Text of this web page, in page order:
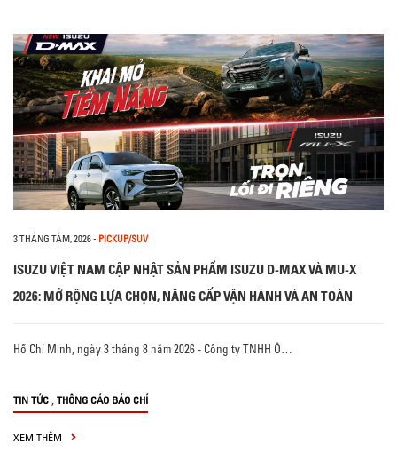
3 THÁNG TÁM, 2026- PICKUP/SUV
ISUZU VIỆT NAM CẬP NHẬT SẢN PHẨM ISUZU D-MAX VÀ MU-X
2026: MỞ RỘNG LỰA CHỌN, NÂNG CẤP VẬN HÀNH VÀ AN TOÀN
Hồ Chí Minh, ngày 3 tháng 8 năm 2026 - Công ty TNHH Ô…
TIN TỨC , THÔNG CÁO BÁO CHÍ
XEM THÊM